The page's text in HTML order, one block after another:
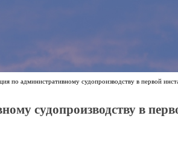
по административному судопроизводству в первой
судопроизводству в